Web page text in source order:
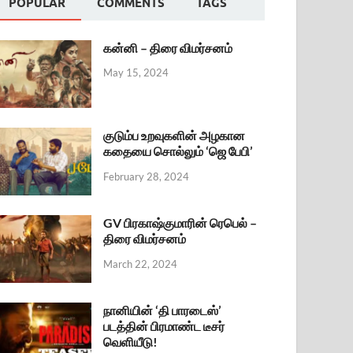
POPULAR COMMENTS TAGS
கன்னி – திரை விமர்சனம்
May 15, 2024
குடும்ப உறவுகளின் அழகான
கதையை சொல்லும் ‘ஜெ பேபி’
February 28, 2024
GV பிரகாஷ்குமாரின் ரெபெல் –
திரை விமர்சனம்
March 22, 2024
நானியின் ‘தி பாரடைஸ்’
படத்தின் பிரமாண்ட டீசர்
வெளியீடு!